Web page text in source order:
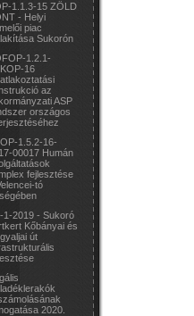
1.1.3-15 ZÖLD
- Helyi
piac
Sukorón
1.2.1-
16
az
ASP
országos
1.5.2-16-
00017 Humán
fejlesztése
tó
1-2019 - Sukoró
Kőbányai és
út
2020.